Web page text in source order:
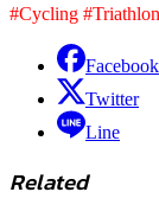
#Cycling
Facebook
Twitter
Line
Related